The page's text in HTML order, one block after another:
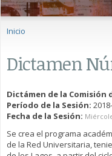
Inicio
Dictamen
Dictámen de la Comisión
Período de la Sesión:
Fecha de la Sesión:
Se crea el programa
de la Red Universitaria,